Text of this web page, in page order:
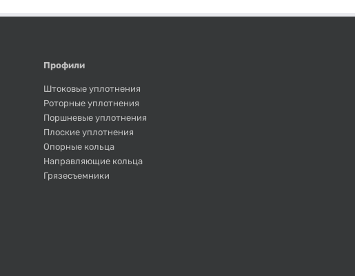
Профили
Штоковые уплотнения
Роторные уплотнения
Поршневые уплотнения
Плоские уплотнения
Опорные кольца
Направляющие кольца
Грязесъемники